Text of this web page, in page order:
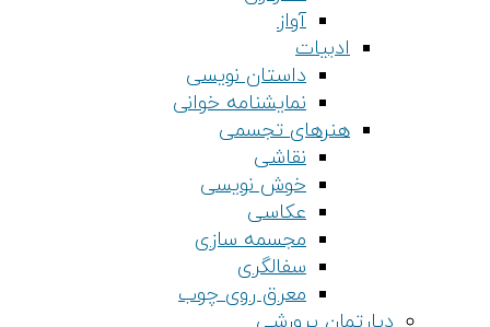
داستان نویسی
نمایشنامه خوانی
هنرهای تجسمی
خوش نویسی
مجسمه سازی
سفالگری
معرق روی چوب